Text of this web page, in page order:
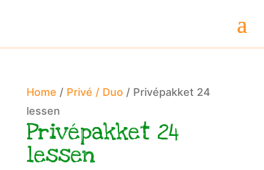
Home / Privé / Duo / Privépakket 24
lessen
Privépakket 24
lessen